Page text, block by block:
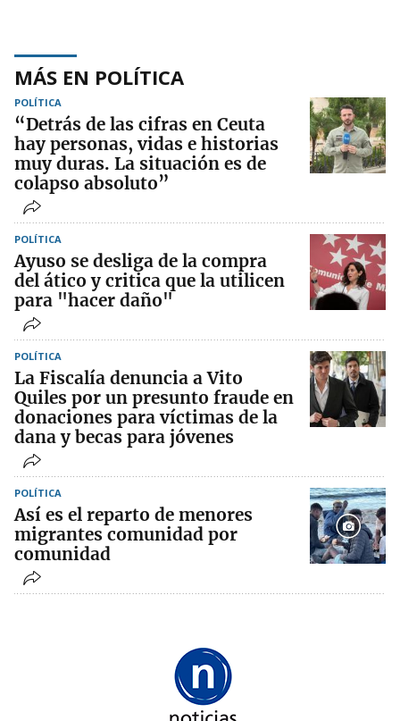
MÁS EN POLÍTICA
POLÍTICA
“Detrás de las cifras en Ceuta
hay personas, vidas e historias
muy duras. La situación es de
colapso absoluto”
POLÍTICA
Ayuso se desliga de la compra
del ático y critica que la utilicen
para "hacer daño"
POLÍTICA
La Fiscalía denuncia a Vito
Quiles por un presunto fraude en
donaciones para víctimas de la
dana y becas para jóvenes
POLÍTICA
Así es el reparto de menores
migrantes comunidad por
comunidad